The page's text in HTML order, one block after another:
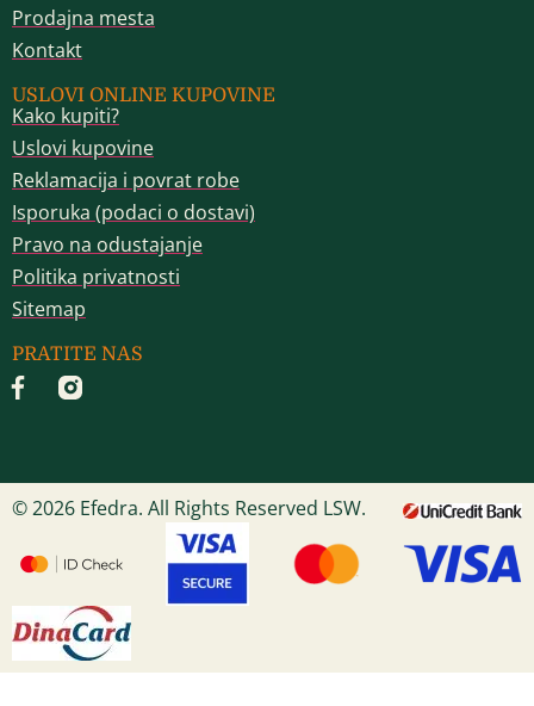
Prodajna mesta
Kontakt
USLOVI ONLINE KUPOVINE
Kako kupiti?
Uslovi kupovine
Reklamacija i povrat robe
Isporuka (podaci o dostavi)
Pravo na odustajanje
Politika privatnosti
Sitemap
PRATITE NAS
© 2026 Efedra. All Rights Reserved LSW.